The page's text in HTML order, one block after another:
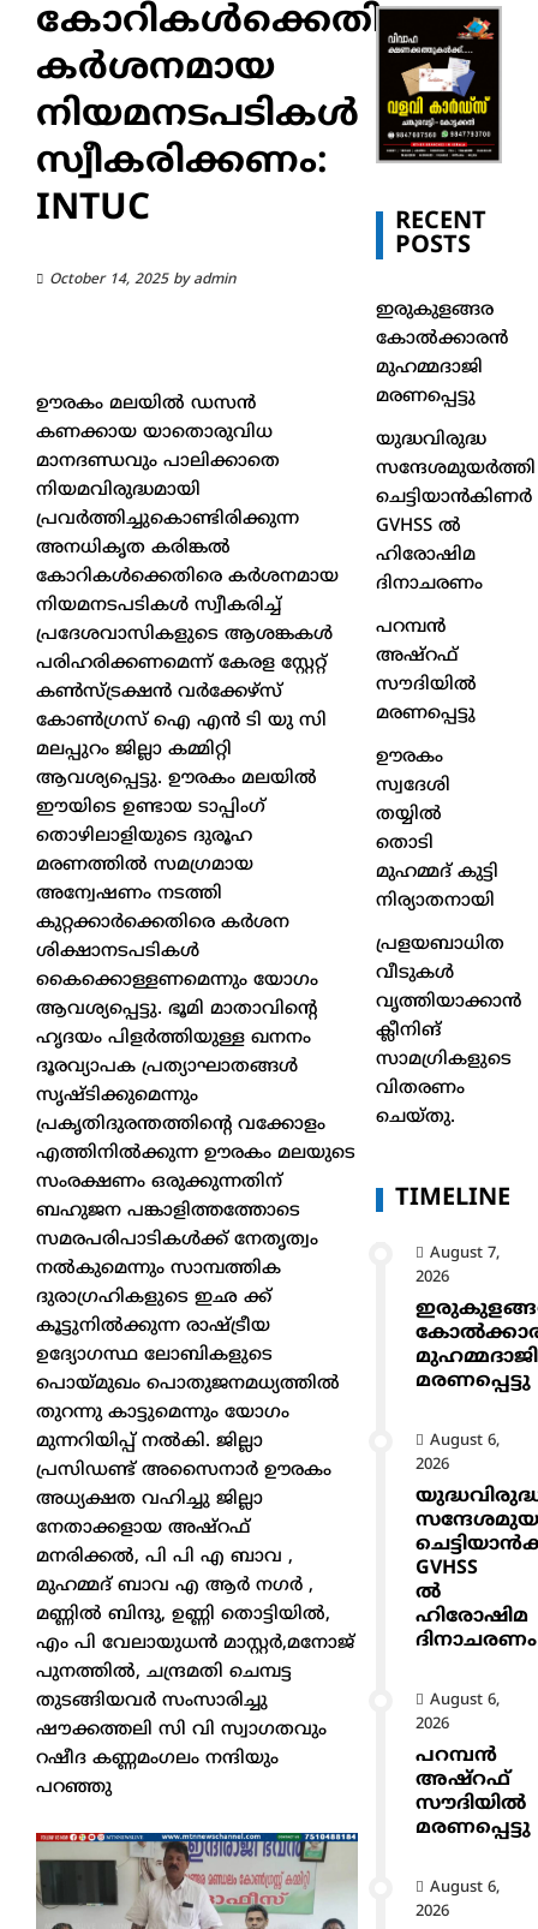
കോറികൾക്കെതിരെ
കർശനമായ
നിയമനടപടികൾ
സ്വീകരിക്കണം:
INTUC
October 14, 2025by admin
ഊരകം മലയിൽ ഡസൻ
കണക്കായ യാതൊരുവിധ
മാനദണ്ഡവും പാലിക്കാതെ
നിയമവിരുദ്ധമായി
പ്രവർത്തിച്ചുകൊണ്ടിരിക്കുന്ന
അനധികൃത കരിങ്കൽ
കോറികൾക്കെതിരെ കർശനമായ
നിയമനടപടികൾ സ്വീകരിച്ച്
പ്രദേശവാസികളുടെ ആശങ്കകൾ
പരിഹരിക്കണമെന്ന് കേരള സ്റ്റേറ്റ്
കൺസ്ട്രക്ഷൻ വർക്കേഴ്സ്
കോൺഗ്രസ് ഐ എൻ ടി യു സി
മലപ്പുറം ജില്ലാ കമ്മിറ്റി
ആവശ്യപ്പെട്ടു. ഊരകം മലയിൽ
ഈയിടെ ഉണ്ടായ ടാപ്പിംഗ്
തൊഴിലാളിയുടെ ദുരൂഹ
മരണത്തിൽ സമഗ്രമായ
അന്വേഷണം നടത്തി
കുറ്റക്കാർക്കെതിരെ കർശന
ശിക്ഷാനടപടികൾ
കൈക്കൊള്ളണമെന്നും യോഗം
ആവശ്യപ്പെട്ടു. ഭൂമി മാതാവിന്റെ
ഹൃദയം പിളർത്തിയുള്ള ഖനനം
ദൂരവ്യാപക പ്രത്യാഘാതങ്ങൾ
സൃഷ്ടിക്കുമെന്നും
പ്രകൃതിദുരന്തത്തിന്റെ വക്കോളം
എത്തിനിൽക്കുന്ന ഊരകം മലയുടെ
സംരക്ഷണം ഒരുക്കുന്നതിന്
ബഹുജന പങ്കാളിത്തത്തോടെ
സമരപരിപാടികൾക്ക് നേതൃത്വം
നൽകുമെന്നും സാമ്പത്തിക
ദുരാഗ്രഹികളുടെ ഇഛ ക്ക്
കൂട്ടുനിൽക്കുന്ന രാഷ്ട്രീയ
ഉദ്യോഗസ്ഥ ലോബികളുടെ
പൊയ്മുഖം പൊതുജനമധ്യത്തിൽ
തുറന്നു കാട്ടുമെന്നും യോഗം
മുന്നറിയിപ്പ് നൽകി. ജില്ലാ
പ്രസിഡണ്ട് അസൈനാർ ഊരകം
അധ്യക്ഷത വഹിച്ചു ജില്ലാ
നേതാക്കളായ അഷ്റഫ്
മനരിക്കൽ, പി പി എ ബാവ ,
മുഹമ്മദ് ബാവ എ ആർ നഗർ ,
മണ്ണിൽ ബിന്ദു, ഉണ്ണി തൊട്ടിയിൽ,
എം പി വേലായുധൻ മാസ്റ്റർ,മനോജ്
പുനത്തിൽ, ചന്ദ്രമതി ചെമ്പട്ട
തുടങ്ങിയവർ സംസാരിച്ചു
ഷൗക്കത്തലി സി വി സ്വാഗതവും
റഷീദ കണ്ണമംഗലം നന്ദിയും
പറഞ്ഞു
RECENT
POSTS
ഇരുകുളങ്ങര
കോൽക്കാരൻ
മുഹമ്മദാജി
മരണപ്പെട്ടു
യുദ്ധവിരുദ്ധ
സന്ദേശമുയർത്തി
ചെട്ടിയാൻകിണർ
GVHSS ൽ
ഹിരോഷിമ
ദിനാചരണം
പറമ്പൻ
അഷ്‌റഫ്
സൗദിയിൽ
മരണപ്പെട്ടു
ഊരകം
സ്വദേശി
തയ്യിൽ
തൊടി
മുഹമ്മദ് കുട്ടി
നിര്യാതനായി
പ്രളയബാധിത
വീടുകൾ
വൃത്തിയാക്കാൻ
ക്ലീനിങ്
സാമഗ്രികളുടെ
വിതരണം
ചെയ്തു.
TIMELINE
August 7,
2026
മുഹമ്മദാജി
മരണപ്പെട്ടു
August 6,
2026
GVHSS
ൽ
ഹിരോഷിമ
ദിനാചരണം
August 6,
2026
പറമ്പൻ
അഷ്‌റഫ്
സൗദിയിൽ
മരണപ്പെട്ടു
August 6,
2026